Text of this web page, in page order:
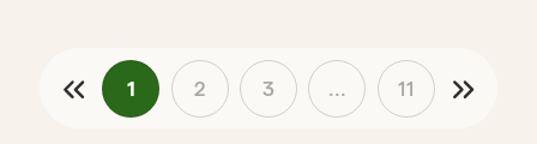
1 2 3 ... 11